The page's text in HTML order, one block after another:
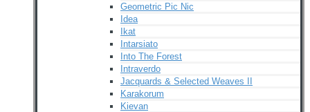
Geometric Pic Nic
Idea
Ikat
Intarsiato
Into The Forest
Intraverdo
Jacquards & Selected Weaves II
Karakorum
Kievan